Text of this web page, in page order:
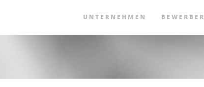
UNTERNEHMEN BEWERBER